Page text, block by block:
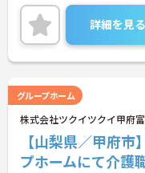
力は夜勤なしの日勤の
り確保できる点にありま
ッシュ休暇を利用して
た、子育てサポート企
取得しており、こども
入社後1年間は専用の
ローするため、新しい環
す。最大105万円の賞与
等の独自の福利厚生制
の方がご自身の個性を
って働き続けられるお
詳細を見る
グループホーム
株式会社ツクイツクイ甲府
【山梨県／甲府
プホームにて介護